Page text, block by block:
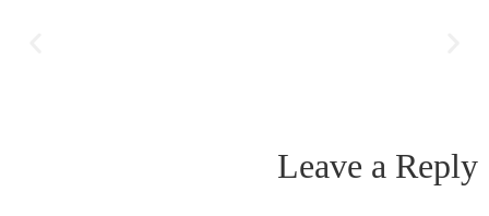
Leave a Reply